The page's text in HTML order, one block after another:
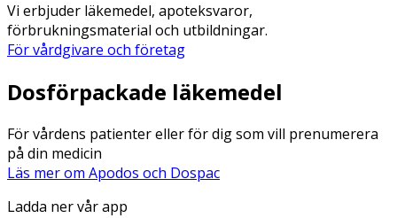
Vi erbjuder läkemedel, apoteksvaror,
förbrukningsmaterial och utbildningar.
För vårdgivare och företag
Dosförpackade läkemedel
För vårdens patienter eller för dig som vill prenumerera
på din medicin
Läs mer om Apodos och Dospac
Ladda ner vår app